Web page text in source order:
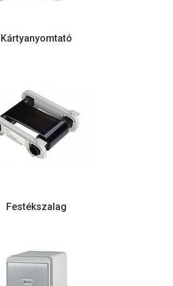
Kártyanyomtató
Festékszalag